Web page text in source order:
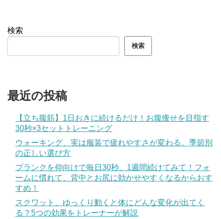
検索
検索
最近の投稿
【立ち腹筋】1日おきに続けるだけ！お腹痩せを目指す
30秒×3セットトレーニング
ウォーキング、実は服装で疲れやすさが変わる。季節別
の正しい選び方
プランクを仰向けで毎日30秒、1週間続けてみて！フォ
ームに慣れて、背中とお尻に効かせやすくなるからおす
すめ！
スクワット、ゆっくり動くと体にどんな変化が出てく
る？5つの効果をトレーナーが解説